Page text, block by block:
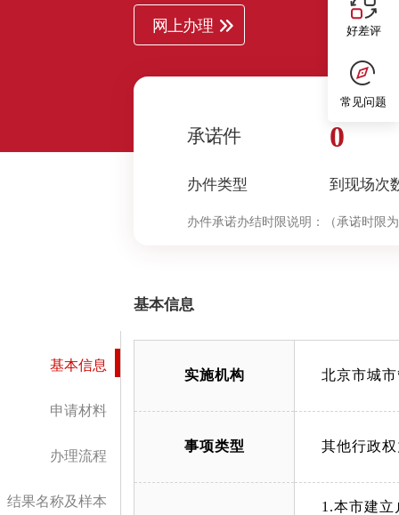
网上办理
承诺件
办件类型
0
到现场次
办件承诺办结时限说明： （承诺时限
基本信息
申请材料
办理流程
结果名称及样本
基本信息
实施机构 北京市城
事项类型 其他行政
1.本市建
好差评
常见问题